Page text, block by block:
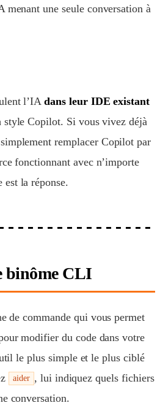
menant une seule conversation à
l’IAdans leur IDE existant
style Copilot. Si vous vivez déjà
remplacer Copilot par
fonctionnant avec n’importe
la réponse.
binôme CLI
de commande qui vous permet
modifier du code dans votre
le plus simple et le plus ciblé
aider , lui indiquez quels fichiers
conversation.